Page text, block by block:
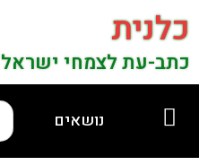
כלנית
כתב-עת לצמחי ישראל
נושאים